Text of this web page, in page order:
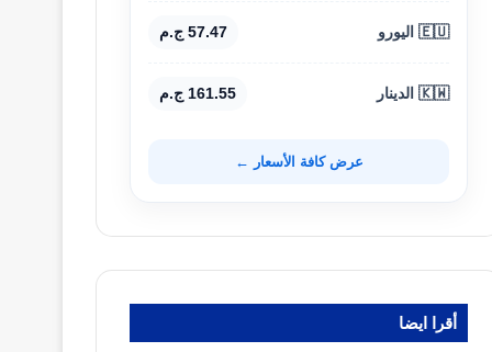
🇪🇺 اليورو 57.47 ج.م
🇰🇼 الدينار 161.55 ج.م
عرض كافة الأسعار ←
أقرا ايضا